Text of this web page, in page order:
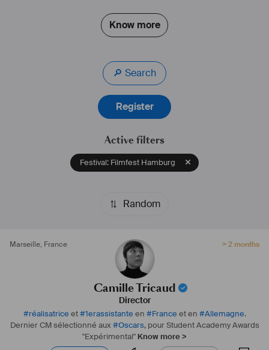
Know more
🔎 Search
Register
Active filters
Festival: Filmfest Hamburg
Random
Marseille, France > 2 months
Camille Tricaud
Director
#réalisatrice et#1erassistante en #France et en #Allemagne.
Dernier CM sélectionné aux#Oscars, pour Student Academy Awards
"Expérimental" Know more >
The World" sélectionné aux Student Academy Awards dans la
catégorie "Experimental".